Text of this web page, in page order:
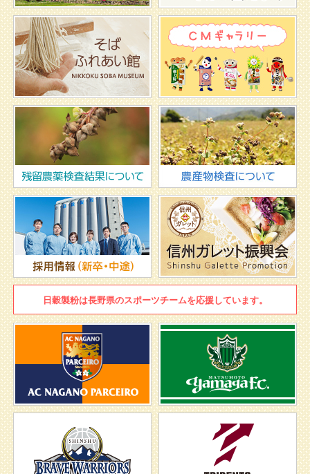
日穀製粉は長野県のスポーツチームを応援しています。